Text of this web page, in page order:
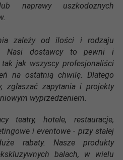
naprawy uszkodoznych
zależy od ilości i rodzaju
Nasi dostawcy to pewni i
jak wszyscy profesjonaliści
na ostatnią chwilę. Dlatego
zgłaszać zapytania i projekty
wyprzedzeniem.
teatry, hotele, restauracje,
i eventowe - przy stałej
rabaty. Nasze produkty
balach, w wielu